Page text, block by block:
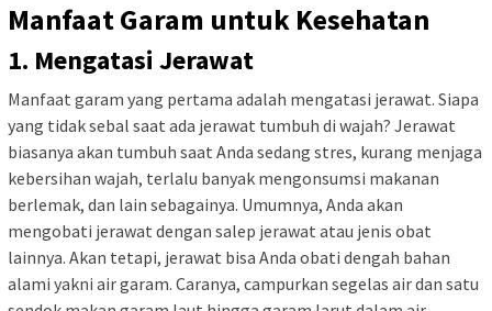
Manfaat Garam untuk Kesehatan
1. Mengatasi Jerawat
Manfaat garam yang pertama adalah mengatasi jerawat. Siapa
yang tidak sebal saat ada jerawat tumbuh di wajah? Jerawat
biasanya akan tumbuh saat Anda sedang stres, kurang menjaga
kebersihan wajah, terlalu banyak mengonsumsi makanan
berlemak, dan lain sebagainya. Umumnya, Anda akan
mengobati jerawat dengan salep jerawat atau jenis obat
lainnya. Akan tetapi, jerawat bisa Anda obati dengah bahan
alami yakni air garam. Caranya, campurkan segelas air dan satu